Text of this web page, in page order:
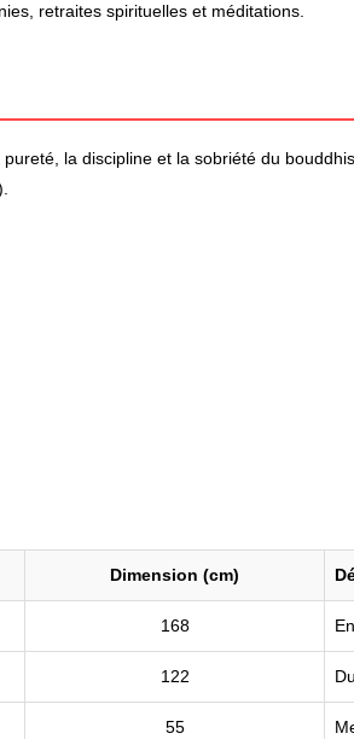
retraites spirituelles et méditations.
pureté, la discipline et la sobriété du
Dimension (cm)
168
122
55